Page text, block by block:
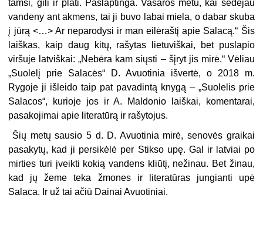
tamsi, gili ir plati. Paslaptinga. Vasaros metu, kai sėdėjau
vandeny ant akmens, tai ji buvo labai miela, o dabar skuba
į jūrą <…> Ar neparodysi ir man eilėraštį apie Salacą.“ Šis
laiškas, kaip daug kitų, rašytas lietuviškai, bet puslapio
viršuje latviškai: „Nebėra kam siųsti – šįryt jis mirė.“ Vėliau
„Suolelį prie Salacės“ D. Avuotinia išvertė, o 2018 m.
Rygoje ji išleido taip pat pavadintą knygą – „Suolelis prie
Salacos“, kurioje jos ir A. Maldonio laiškai, komentarai,
pasakojimai apie literatūrą ir rašytojus.
Šių metų sausio 5 d. D. Avuotinia mirė, senovės graikai
pasakytų, kad ji persikėlė per Stikso upę. Gal ir latviai po
mirties turi įveikti kokią vandens kliūtį, nežinau. Bet žinau,
kad jų žeme teka žmones ir literatūras jungianti upė
Salaca. Ir už tai ačiū Dainai Avuotiniai.